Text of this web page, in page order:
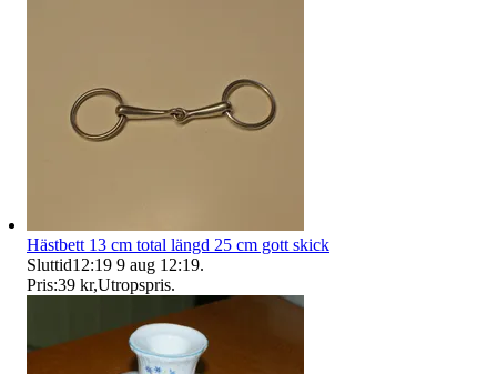
Hästbett 13 cm total längd 25 cm gott skick
Sluttid12:19 9 aug 12:19.
Pris:39 kr,Utropspris.